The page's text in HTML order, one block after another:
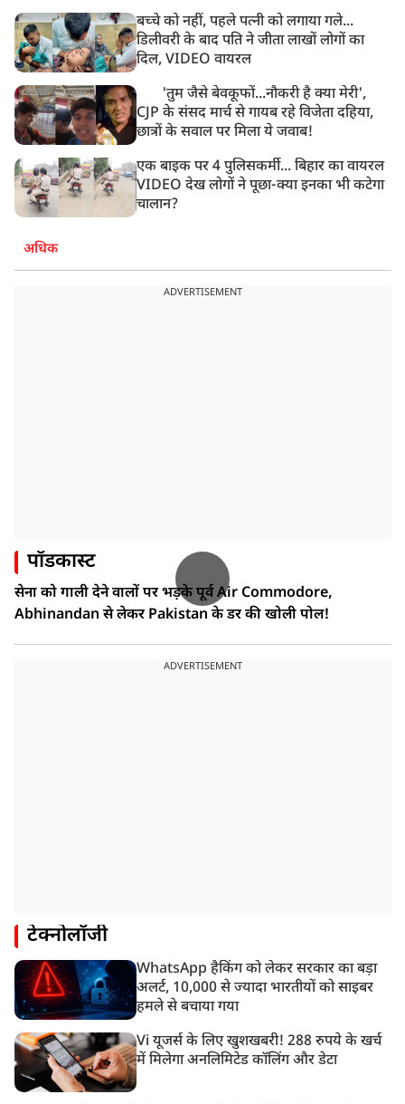
बच्चे को नहीं, पहले पत्नी को लगाया गले...
डिलीवरी के बाद पति ने जीता लाखों लोगों का
दिल, VIDEO वायरल
'तुम जैसे बेवकूफों...नौकरी है क्या मेरी',
CJP के संसद मार्च से गायब रहे विजेता दहिया,
छात्रों के सवाल पर मिला ये जवाब!
एक बाइक पर 4 पुलिसकर्मी... बिहार का वायरल
VIDEO देख लोगों ने पूछा-क्या इनका भी कटेगा
चालान?
अधिक
ADVERTISEMENT
पॉडकास्ट
सेना को गाली देने वालों पर भड़के पूर्व Air Commodore,
Abhinandan से लेकर Pakistan के डर की खोली पोल!
ADVERTISEMENT
टेक्नोलॉजी
WhatsApp हैकिंग को लेकर सरकार का बड़ा
अलर्ट, 10,000 से ज्यादा भारतीयों को साइबर
हमले से बचाया गया
Vi यूजर्स के लिए खुशखबरी! 288 रुपये के खर्च
में मिलेगा अनलिमिटेड कॉलिंग और डेटा